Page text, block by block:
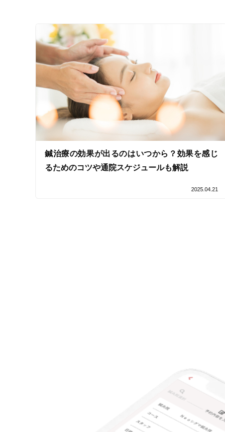
女性向けの特徴
女性スタッフ在籍
接客・サービスの特徴
コロナ対応
チャットでの事前相談
施術の特徴
鍼治療の効果が出るのはいつから？効果を感じ
るためのコツや通院スケジュールも解説
2025.04.21